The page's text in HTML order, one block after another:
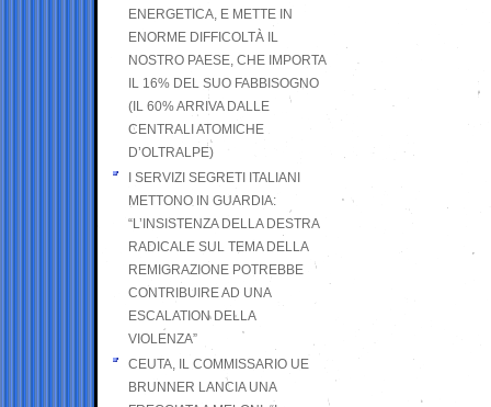
ENERGETICA, E METTE IN
ENORME DIFFICOLTÀ IL
NOSTRO PAESE, CHE IMPORTA
IL 16% DEL SUO FABBISOGNO
(IL 60% ARRIVA DALLE
CENTRALI ATOMICHE
D’OLTRALPE)
I SERVIZI SEGRETI ITALIANI
METTONO IN GUARDIA:
“L’INSISTENZA DELLA DESTRA
RADICALE SUL TEMA DELLA
REMIGRAZIONE POTREBBE
CONTRIBUIRE AD UNA
ESCALATION DELLA
VIOLENZA”
CEUTA, IL COMMISSARIO UE
BRUNNER LANCIA UNA